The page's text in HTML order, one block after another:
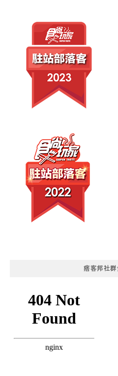
痞客邦社